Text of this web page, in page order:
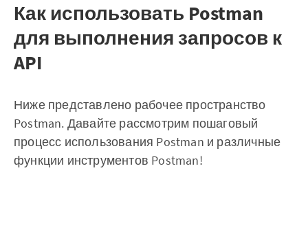
Как использовать Postman
для выполнения запросов к
API
Ниже представлено рабочее пространство
Postman. Давайте рассмотрим пошаговый
процесс использования Postman и различные
функции инструментов Postman!